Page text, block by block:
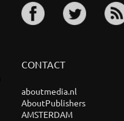
CONTACT
aboutmedia.nl
AboutPublishers
AMSTERDAM